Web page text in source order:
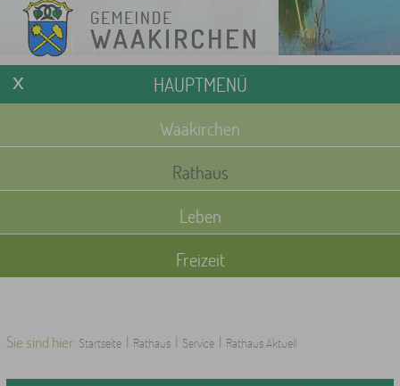
HAUPTMENÜ
Waakirchen
Rathaus
Leben
Freizeit
Sie sind hier: Startseite | Rathaus | Service | Rathaus Aktuell